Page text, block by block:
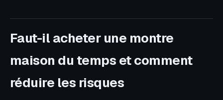
Faut-il acheter une montre
maison du temps et comment
réduire les risques